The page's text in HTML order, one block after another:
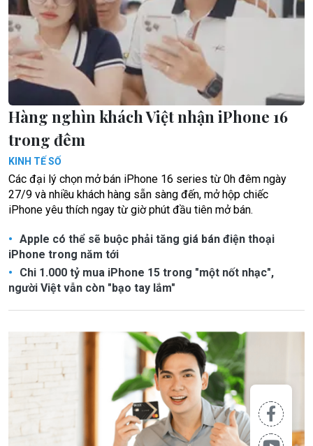
Hàng nghìn khách Việt nhận iPhone 16
trong đêm
KINH TẾ SỐ
Các đại lý chọn mở bán iPhone 16 series từ 0h đêm ngày
27/9 và nhiều khách hàng sẵn sàng đến, mở hộp chiếc
iPhone yêu thích ngay từ giờ phút đầu tiên mở bán.
Apple có thể sẽ buộc phải tăng giá bán điện thoại
iPhone trong năm tới
Chi 1.000 tỷ mua iPhone 15 trong "một nốt nhạc",
người Việt vẫn còn "bạo tay lắm"